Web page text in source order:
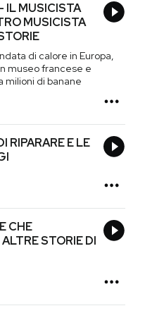
IL MUSICISTA
MUSICISTA
di calore in Europa,
museo francese e
milioni di banane
RIPARARE E LE
CHE
STORIE DI